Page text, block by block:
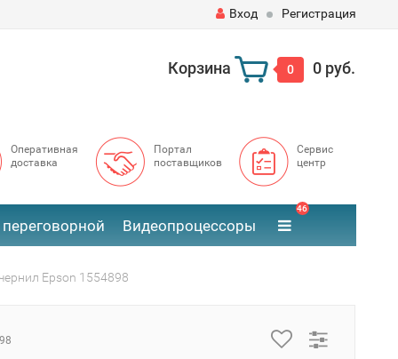
Вход Регистрация
Корзина 0 0 руб.
Оперативная
доставка
Портал
поставщиков
Сервис
центр
Видеопроцессоры
46
Epson 1554898